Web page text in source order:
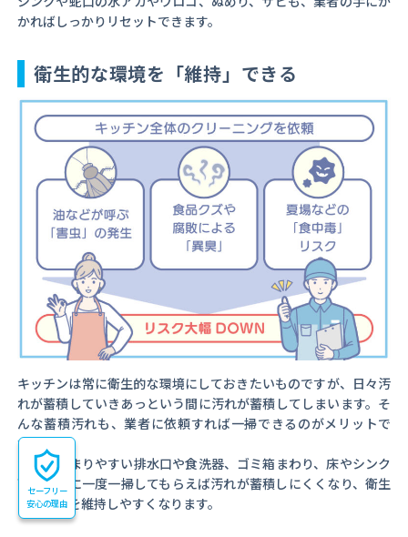
かればしっかりリセットできます。
衛生的な環境を「維持」できる
キッチンは常に衛生的な環境にしておきたいものですが、日々汚
れが蓄積していきあっという間に汚れが蓄積してしまいます。そ
んな蓄積汚れも、業者に依頼すれば一掃できるのがメリットで
す。
汚れがたまりやすい排水口や食洗器、ゴミ箱まわり、床やシンク
下は、特に一度一掃してもらえば汚れが蓄積しにくくなり、衛生
的な環境を維持しやすくなります。
セーフリー
安心の理由